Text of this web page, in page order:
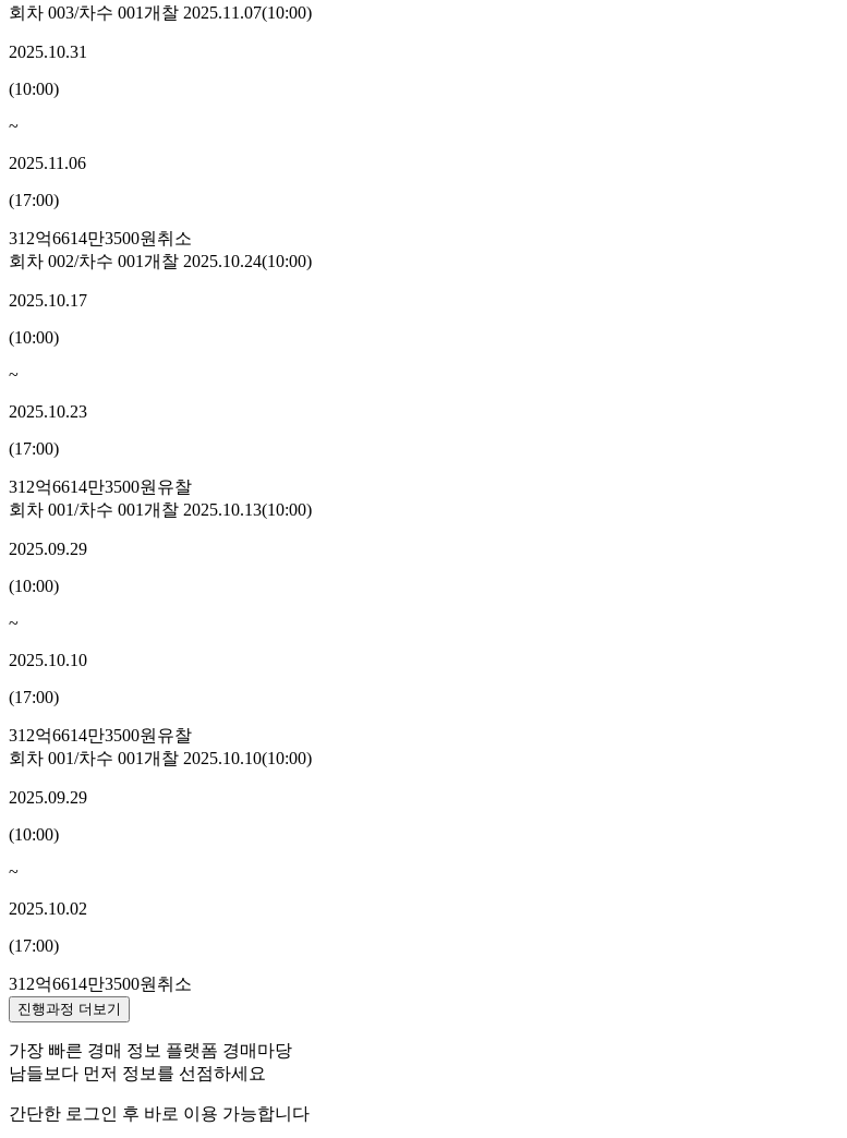
회차 003/차수 001개찰 2025.11.07(10:00)
2025.10.31
(10:00)
~
2025.11.06
(17:00)
312억6614만3500원 취소
회차 002/차수 001개찰 2025.10.24(10:00)
2025.10.17
(10:00)
~
2025.10.23
(17:00)
312억6614만3500원 유찰
회차 001/차수 001개찰 2025.10.13(10:00)
2025.09.29
(10:00)
~
2025.10.10
(17:00)
312억6614만3500원 유찰
회차 001/차수 001개찰 2025.10.10(10:00)
2025.09.29
(10:00)
~
2025.10.02
(17:00)
312억6614만3500원 취소
진행과정 더보기
가장 빠른 경매 정보 플랫폼 경매마당
남들보다 먼저 정보를 선점하세요
간단한 로그인 후 바로 이용 가능합니다